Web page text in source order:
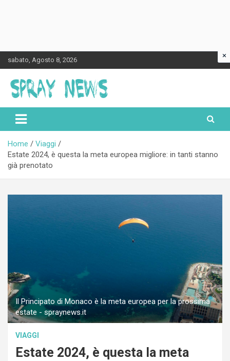
to
content
sabato, Agosto 8, 2026
Spraynews.it
Home
Viaggi
Estate 2024, è questa la meta europea migliore: in tanti stanno
già prenotato
Il Principato di Monaco è la meta europea per la prossima
estate - spraynews.it
VIAGGI
Estate 2024, è questa la meta
×